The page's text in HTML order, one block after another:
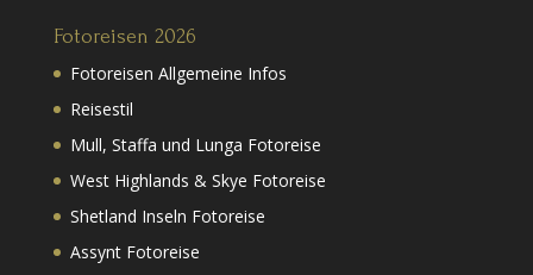
Fotoreisen 2026
Fotoreisen Allgemeine Infos
Reisestil
Mull, Staffa und Lunga Fotoreise
West Highlands & Skye Fotoreise
Shetland Inseln Fotoreise
Assynt Fotoreise